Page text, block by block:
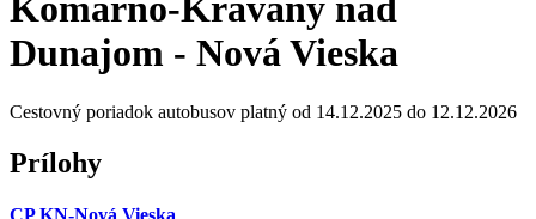
Komárno-Kravany nad
Dunajom - Nová Vieska
Cestovný poriadok autobusov platný od 14.12.2025 do 12.12.2026
Prílohy
CP KN-Nová Vieska